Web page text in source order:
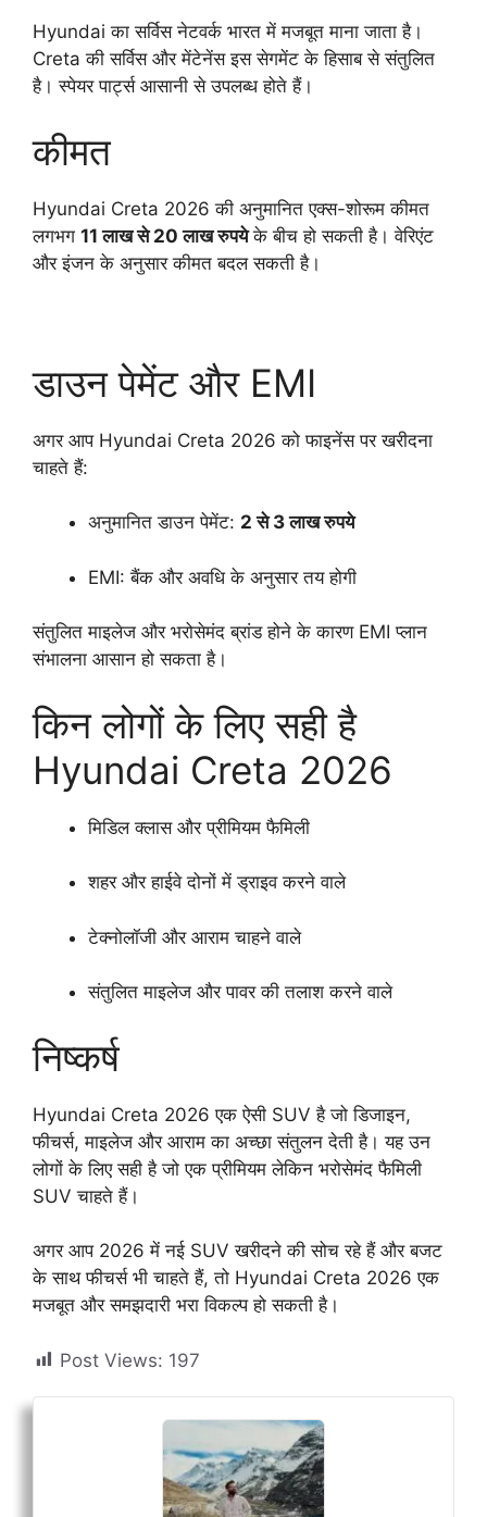
Hyundai का सर्विस नेटवर्क भारत में मजबूत माना जाता है।
Creta की सर्विस और मेंटेनेंस इस सेगमेंट के हिसाब से संतुलित
है। स्पेयर पार्ट्स आसानी से उपलब्ध होते हैं।
कीमत
Hyundai Creta 2026 की अनुमानित एक्स-शोरूम कीमत
लगभग 11 लाख से 20 लाख रुपयेके बीच हो सकती है। वेरिएंट
और इंजन के अनुसार कीमत बदल सकती है।
डाउन पेमेंट और EMI
अगर आप Hyundai Creta 2026 को फाइनेंस पर खरीदना
चाहते हैं:
अनुमानित डाउन पेमेंट: 2 से 3 लाख रुपये
EMI: बैंक और अवधि के अनुसार तय होगी
संतुलित माइलेज और भरोसेमंद ब्रांड होने के कारण EMI प्लान
संभालना आसान हो सकता है।
किन लोगों के लिए सही है
Hyundai Creta 2026
मिडिल क्लास और प्रीमियम फैमिली
शहर और हाईवे दोनों में ड्राइव करने वाले
टेक्नोलॉजी और आराम चाहने वाले
संतुलित माइलेज और पावर की तलाश करने वाले
निष्कर्ष
Hyundai Creta 2026 एक ऐसी SUV है जो डिजाइन,
फीचर्स, माइलेज और आराम का अच्छा संतुलन देती है। यह उन
लोगों के लिए सही है जो एक प्रीमियम लेकिन भरोसेमंद फैमिली
SUV चाहते हैं।
अगर आप 2026 में नई SUV खरीदने की सोच रहे हैं और बजट
के साथ फीचर्स भी चाहते हैं, तो Hyundai Creta 2026 एक
मजबूत और समझदारी भरा विकल्प हो सकती है।
Post Views: 197